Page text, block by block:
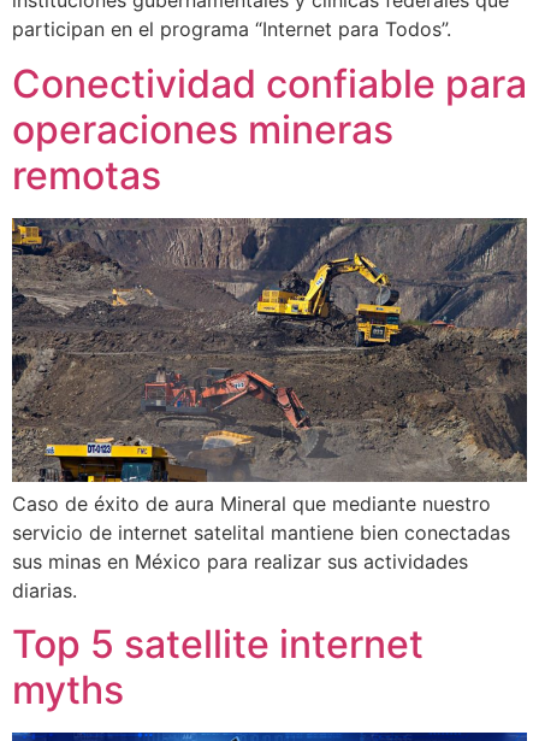
participan en el programa “Internet para Todos”.
Conectividad confiable para
operaciones mineras
remotas
Caso de éxito de aura Mineral que mediante nuestro
servicio de internet satelital mantiene bien conectadas
sus minas en México para realizar sus actividades
diarias.
Top 5 satellite internet
myths